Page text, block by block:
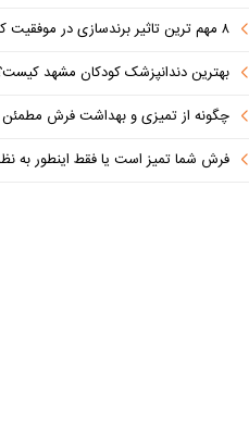
۸ مهم ترین تاثیر برندسازی در موفقیت کسب‌وکارهای نوپا
بهترین دندانپزشک کودکان مشهد کیست؟ (معرفی ۵
چگونه از تمیزی و بهداشت فرش
فرش شما تمیز است یا فقط اینطور به